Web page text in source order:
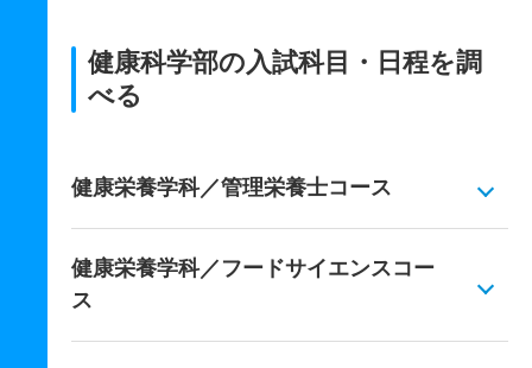
健康科学部の入試科目・日程を調
べる
健康栄養学科／管理栄養士コース
健康栄養学科／フードサイエンスコー
ス